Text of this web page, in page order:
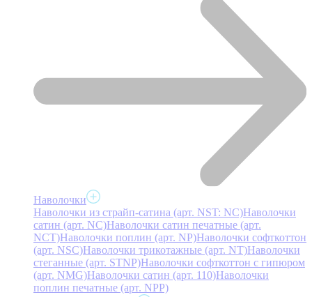
Наволочки
Наволочки из страйп-сатина (арт. NST: NC)Наволочки
сатин (арт. NC)Наволочки сатин печатные (арт.
NCT)Наволочки поплин (арт. NP)Наволочки софткоттон
(арт. NSC)Наволочки трикотажные (арт. NT)Наволочки
стеганные (арт. STNP)Наволочки софткоттон с гипюром
(арт. NMG)Наволочки сатин (арт. 110)Наволочки
поплин печатные (арт. NPP)